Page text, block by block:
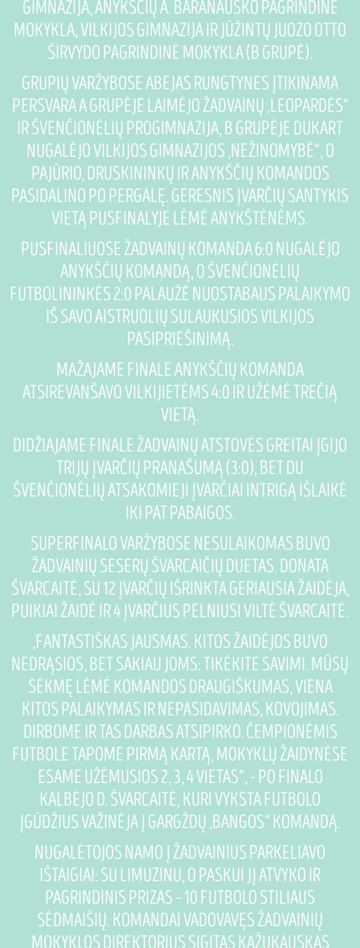
GIMNAZIJA, ANYKŠČIŲ A. BARANAUSKO PAGRINDINĖ
MOKYKLA, VILKIJOS GIMNAZIJA IR JŪŽINTŲ JUOZO OTTO
ŠIRVYDO PAGRINDINĖ MOKYKLA (B GRUPĖ).
GRUPIŲ VARŽYBOSE ABEJAS RUNGTYNES ĮTIKINAMA
PERSVARA A GRUPĖJE LAIMĖJO ŽADVAINŲ „LEOPARDĖS“
IR ŠVENČIONĖLIŲ PROGIMNAZIJA, B GRUPĖJE DUKART
NUGALĖJO VILKIJOS GIMNAZIJOS „NEŽINOMYBĖ“, O
PAJŪRIO, DRUSKININKŲ IR ANYKŠČIŲ KOMANDOS
PASIDALINO PO PERGALĘ. GERESNIS ĮVARČIŲ SANTYKIS
VIETĄ PUSFINALYJE LĖMĖ ANYKŠTĖNĖMS.
PUSFINALIUOSE ŽADVAINŲ KOMANDA 6:0 NUGALĖJO
ANYKŠČIŲ KOMANDĄ, O ŠVENČIONĖLIŲ
FUTBOLININKĖS 2:0 PALAUŽĖ NUOSTABAUS PALAIKYMO
IŠ SAVO AISTRUOLIŲ SULAUKUSIOS VILKIJOS
PASIPRIEŠINIMĄ.
MAŽAJAME FINALE ANYKŠČIŲ KOMANDA
ATSIREVANŠAVO VILKIJIETĖMS 4:0 IR UŽĖMĖ TREČIĄ
VIETĄ.
DIDŽIAJAME FINALE ŽADVAINŲ ATSTOVĖS GREITAI ĮGIJO
TRIJŲ ĮVARČIŲ PRANAŠUMĄ (3:0), BET DU
ŠVENČIONĖLIŲ ATSAKOMIEJI ĮVARČIAI INTRIGĄ IŠLAIKĖ
IKI PAT PABAIGOS.
SUPERFINALO VARŽYBOSE NESULAIKOMAS BUVO
ŽADVAINIŲ SESERŲ ŠVARCAIČIŲ DUETAS. DONATA
ŠVARCAITĖ, SU 12 ĮVARČIŲ IŠRINKTA GERIAUSIA ŽAIDĖJA,
PUIKIAI ŽAIDĖ IR 4 ĮVARČIUS PELNIUSI VILTĖ ŠVARCAITĖ.
„FANTASTIŠKAS JAUSMAS. KITOS ŽAIDĖJOS BUVO
NEDRĄSIOS, BET SAKIAU JOMS: TIKĖKITE SAVIMI. MŪSŲ
SĖKMĘ LĖMĖ KOMANDOS DRAUGIŠKUMAS, VIENA
KITOS PALAIKYMAS IR NEPASIDAVIMAS, KOVOJIMAS.
DIRBOME IR TAS DARBAS ATSIPIRKO. ČEMPIONĖMIS
FUTBOLE TAPOME PIRMĄ KARTĄ, MOKYKLŲ ŽAIDYNĖSE
ESAME UŽĖMUSIOS 2, 3, 4 VIETAS“, - PO FINALO
KALBĖJO D. ŠVARCAITĖ, KURI VYKSTA FUTBOLO
ĮGŪDŽIUS VAŽINĖJA Į GARGŽDŲ „BANGOS“ KOMANDĄ.
NUGALĖTOJOS NAMO Į ŽADVAINIUS PARKELIAVO
IŠTAIGIAI: SU LIMUZINU, O PASKUI JĮ ATVYKO IR
PAGRINDINIS PRIZAS – 10 FUTBOLO STILIAUS
SĖDMAIŠIŲ. KOMANDAI VADOVAVĘS ŽADVAINIŲ
MOKYKLOS DIREKTORIUS SIGITAS KAŽUKAUSKAS